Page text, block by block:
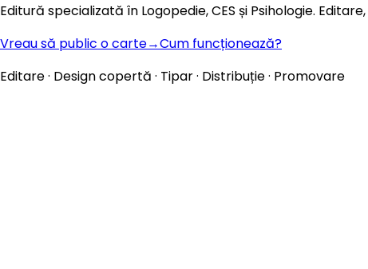
Editură specializată în Logopedie, CES și Psihologie.
Vreau să public o carte→Cum funcționează?
Editare · Design copertă · Tipar · Distribuție · Promovare